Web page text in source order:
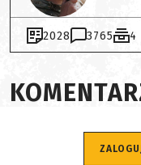
2028 3765 4